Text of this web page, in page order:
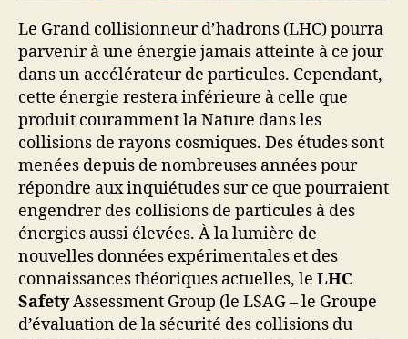
Le Grand collisionneur d’hadrons (LHC) pourra
parvenir à une énergie jamais atteinte à ce jour
dans un accélérateur de particules. Cependant,
cette énergie restera inférieure à celle que
produit couramment la Nature dans les
collisions de rayons cosmiques. Des études sont
menées depuis de nombreuses années pour
répondre aux inquiétudes sur ce que pourraient
engendrer des collisions de particules à des
énergies aussi élevées. À la lumière de
nouvelles données expérimentales et des
connaissances théoriques actuelles, le LHC
SafetyAssessment Group (le LSAG – le Groupe
d’évaluation de la sécurité des collisions du